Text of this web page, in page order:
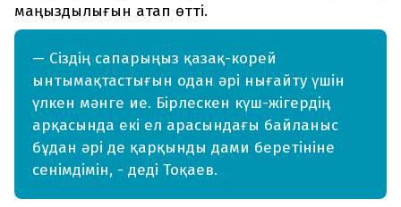
маңыздылығын атап өтті.
— Сіздің сапарыңыз қазақ-корей
ынтымақтастығын одан әрі нығайту үшін
үлкен мәнге ие. Бірлескен күш-жігердің
арқасында екі ел арасындағы байланыс
бұдан әрі де қарқынды дами беретініне
сенімдімін, - деді Тоқаев.